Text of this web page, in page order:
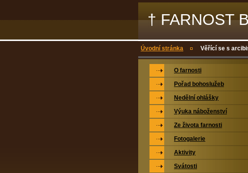
† FARNOST
Úvodní stránka Věřící se s
O farnosti
Pořad bohoslužeb
Nedělní ohlášky
Výuka náboženství
Ze života farnosti
Fotogalerie
Aktivity
Svátosti